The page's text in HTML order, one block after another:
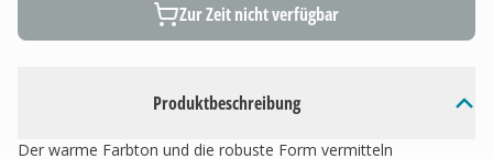
Produktbeschreibung
Der warme Farbton und die robuste Form vermitteln
Zur Zeit nicht verfügbar